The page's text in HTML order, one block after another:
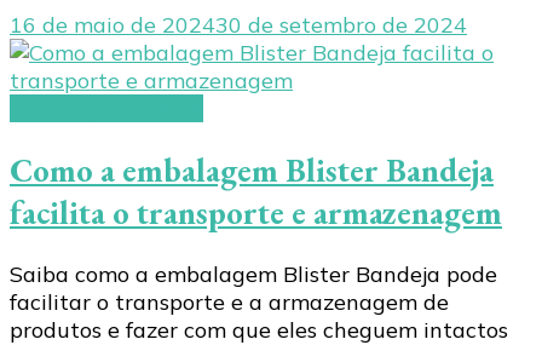
16 de maio de 202430 de setembro de 2024
Como a embalagem Blister Bandeja
facilita o transporte e armazenagem
Saiba como a embalagem Blister Bandeja pode
facilitar o transporte e a armazenagem de
produtos e fazer com que eles cheguem intactos